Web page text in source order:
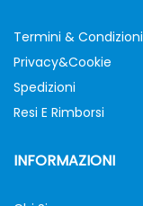
Termini & Condizioni
Privacy&Cookie
Spedizioni
Resi E Rimborsi
INFORMAZIONI